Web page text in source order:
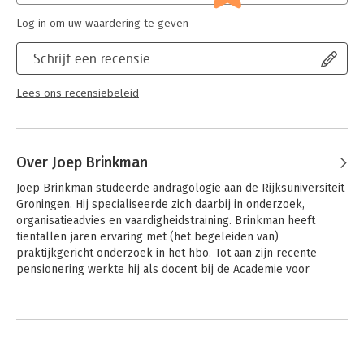
Schrijf een recensie
Lees ons recensiebeleid
Log in om uw waardering te geven
Over Joep Brinkman
Joep Brinkman studeerde andragologie aan de Rijksuniversiteit
Groningen. Hij specialiseerde zich daarbij in onderzoek,
organisatieadvies en vaardigheidstraining. Brinkman heeft
tientallen jaren ervaring met (het begeleiden van)
praktijkgericht onderzoek in het hbo. Tot aan zijn recente
pensionering werkte hij als docent bij de Academie voor
adviseert bedrijven vanuit zijn eigen adviesbureau.
Andere boeken door Joep